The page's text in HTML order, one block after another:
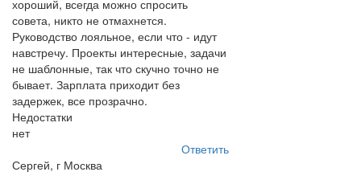
хороший, всегда можно спросить
совета, никто не отмахнется.
Руководство лояльное, если что - идут
навстречу. Проекты интересные, задачи
не шаблонные, так что скучно точно не
бывает. Зарплата приходит без
задержек, все прозрачно.
Недостатки
нет
Ответить
Сергей, г Москва